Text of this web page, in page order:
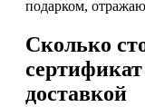
подарком,
Сколько
доставкой